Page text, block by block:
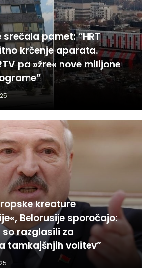
srečala pamet: “HRT
krčenje aparata.
pa »žre« nove milijone
kreature
Belorusije sporočajo:
so razglasili za
tamkajšnjih volitev”